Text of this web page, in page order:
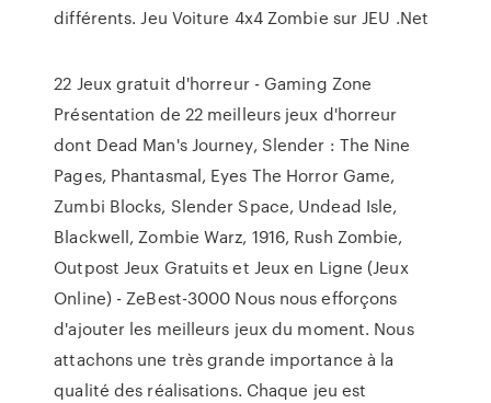
différents. Jeu Voiture 4x4 Zombie sur JEU .Net
22 Jeux gratuit d'horreur - Gaming Zone
Présentation de 22 meilleurs jeux d'horreur
dont Dead Man's Journey, Slender : The Nine
Pages, Phantasmal, Eyes The Horror Game,
Zumbi Blocks, Slender Space, Undead Isle,
Blackwell, Zombie Warz, 1916, Rush Zombie,
Outpost Jeux Gratuits et Jeux en Ligne (Jeux
Online) - ZeBest-3000 Nous nous efforçons
d'ajouter les meilleurs jeux du moment. Nous
attachons une très grande importance à la
qualité des réalisations. Chaque jeu est